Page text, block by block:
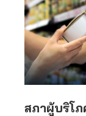
สภาผู้บริโ